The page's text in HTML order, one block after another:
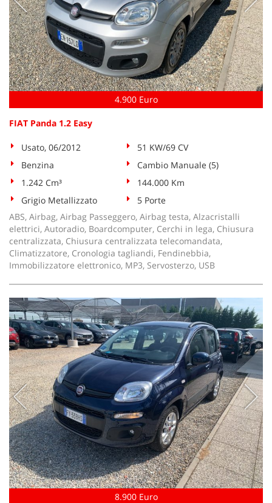
4.900 Euro
FIAT Panda 1.2 Easy
Usato, 06/2012
51 KW/69 CV
Benzina
Cambio Manuale (5)
1.242 Cm³
144.000 Km
Grigio Metallizzato
5 Porte
ABS, Airbag, Airbag Passeggero, Airbag testa, Alzacristalli
elettrici, Autoradio, Boardcomputer, Cerchi in lega, Chiusura
centralizzata, Chiusura centralizzata telecomandata,
Climatizzatore, Cronologia tagliandi, Fendinebbia,
Immobilizzatore elettronico, MP3, Servosterzo, USB
8.900 Euro